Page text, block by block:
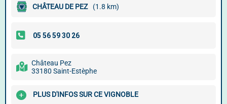
CHÂTEAU DE PEZ (1.8 km)
Château Pez
33180 Saint-Estèphe
PLUS D'INFOS SUR CE VIGNOBLE